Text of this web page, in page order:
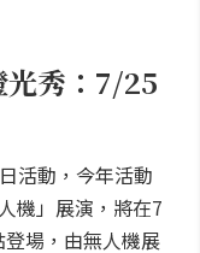
秀：7/25
活動，今年活動
機」展演，將在7
場，由無人機展